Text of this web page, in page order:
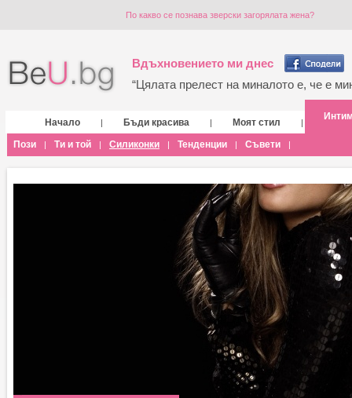
По какво се познава зверски загорялата жена?
Вдъхновението ми днес
“Цялата прелест на миналото е, че е
Начало | Бъди красива | Моят стил |
Пози | Ти и той | Силиконки | Тенденции | Съвети |